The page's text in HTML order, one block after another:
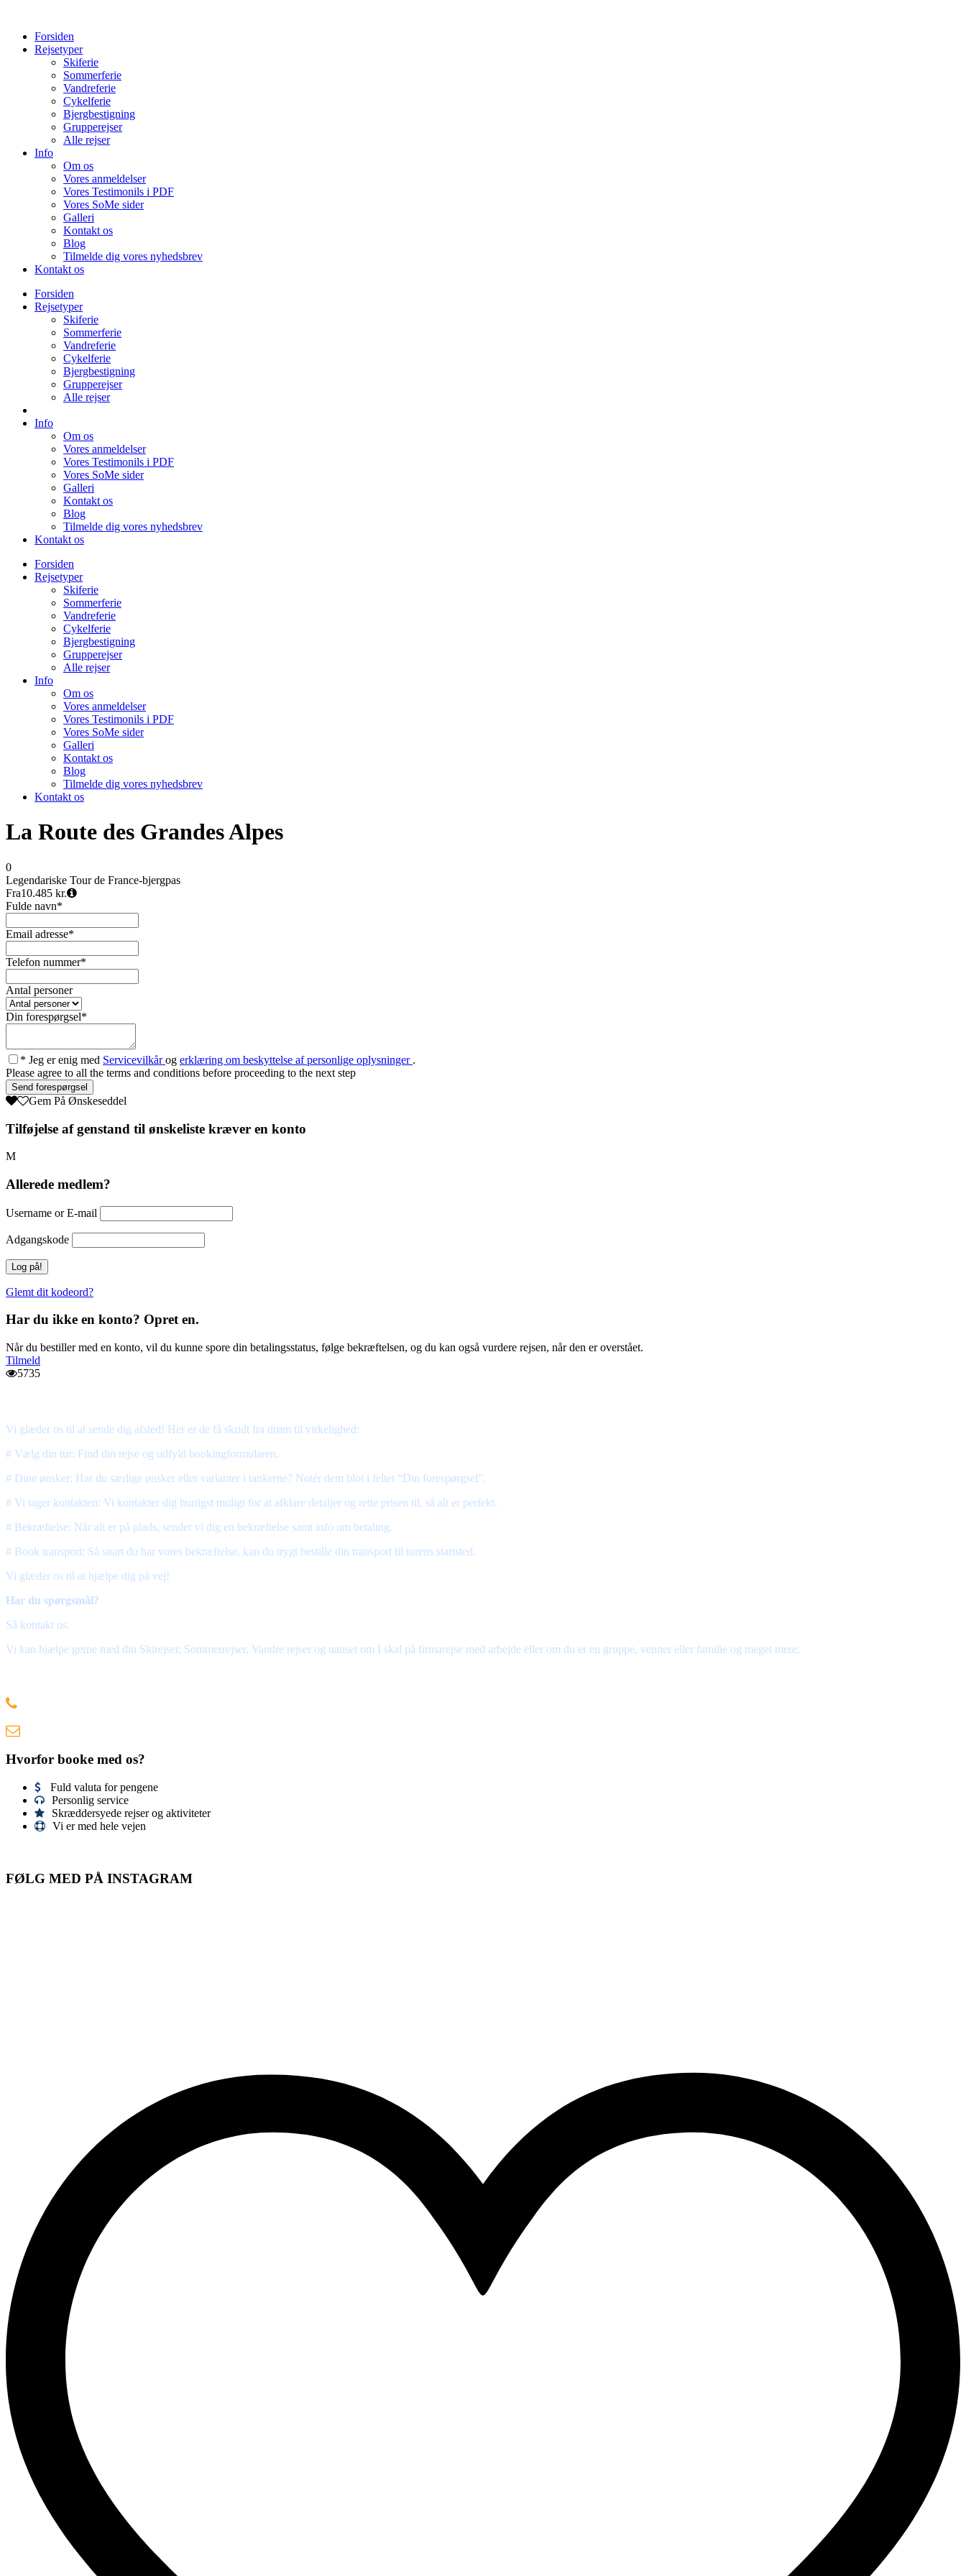
Forsiden
Rejsetyper
Skiferie
Sommerferie
Vandreferie
Cykelferie
Bjergbestigning
Grupperejser
Alle rejser
Info
Om os
Vores anmeldelser
Vores Testimonils i PDF
Vores SoMe sider
Galleri
Kontakt os
Blog
Tilmelde dig vores nyhedsbrev
Kontakt os
Forsiden
Rejsetyper
Skiferie
Sommerferie
Vandreferie
Cykelferie
Bjergbestigning
Grupperejser
Alle rejser
Info
Om os
Vores anmeldelser
Vores Testimonils i PDF
Vores SoMe sider
Galleri
Kontakt os
Blog
Tilmelde dig vores nyhedsbrev
Kontakt os
Forsiden
Rejsetyper
Skiferie
Sommerferie
Vandreferie
Cykelferie
Bjergbestigning
Grupperejser
Alle rejser
Info
Om os
Vores anmeldelser
Vores Testimonils i PDF
Vores SoMe sider
Galleri
Kontakt os
Blog
Tilmelde dig vores nyhedsbrev
Kontakt os
La Route des Grandes Alpes
0
Legendariske Tour de France-bjergpas
Fra10.485 kr.
Fulde navn*
Email adresse*
Telefon nummer*
Antal personer
Din forespørgsel*
* Jeg er enig med Servicevilkårog erklæring om beskyttelse af personlige oplysninger .
Please agree to all the terms and conditions before proceeding to the next step
Gem På Ønskeseddel
Tilføjelse af genstand til ønskeliste kræver en konto
Allerede medlem?
Username or E-mail
Adgangskode
Glemt dit kodeord?
Har du ikke en konto? Opret en.
Når du bestiller med en konto, vil du kunne spore din betalingsstatus, følge bekræftelsen, og du kan også vurdere rejsen, når den er overstået.
Tilmeld
5735
Vi glæder os til at sende dig afsted! Her er de få skridt fra drøm til virkelighed:
# Vælg din tur: Find din rejse og udfyld bookingformularen.
# Dine ønsker: Har du særlige ønsker eller varianter i tankerne? Notér dem blot i feltet “Din forespørgsel”.
# Vi tager kontakten: Vi kontakter dig hurtigst muligt for at afklare detaljer og rette prisen til, så alt er perfekt.
# Bekræftelse: Når alt er på plads, sender vi dig en bekræftelse samt info om betaling.
# Book transport: Så snart du har vores bekræftelse, kan du trygt bestille din transport til turens startsted.
Vi glæder os til at hjælpe dig på vej!
Har du spørgsmål?
Så kontakt os.
Vi kan hjælpe gerne med din Skirejser, Sommerrejser, Vandre rejser og uanset om I skal på firmarejse med arbejde eller om du er en gruppe, venner eller familie og meget mere.
Hvorfor booke med os?
Fuld valuta for pengene
Personlig service
Skræddersyede rejser og aktiviteter
Vi er med hele vejen
FØLG MED PÅ INSTAGRAM